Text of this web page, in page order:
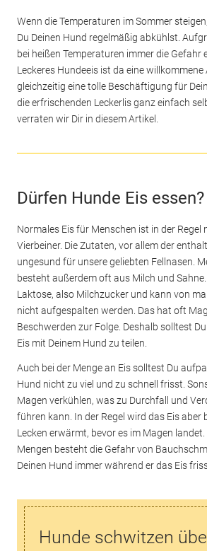
Wenn die Temperaturen im Sommer
Du Deinen Hund regelmäßig abkühlst.
bei heißen Temperaturen immer die Gefahr
Leckeres Hundeeis ist da eine
gleichzeitig eine tolle Beschäftigung für
die erfrischenden Leckerlis ganz einfach
verraten wir Dir in diesem Artikel.
Dürfen Hunde Eis essen?
Normales Eis für Menschen ist in der Regel
Vierbeiner. Die Zutaten, vor allem der
ungesund für unsere geliebten Fellnasen.
besteht außerdem oft aus Milch und
Laktose, also Milchzucker und kann von
nicht aufgespalten werden. Das hat oft
Beschwerden zur Folge. Deshalb solltest
Eis mit Deinem Hund zu teilen.
Auch bei der Menge an Eis solltest Du
Hund nicht zu viel und zu schnell frisst.
Magen verkühlen, was zu Durchfall und
führen kann. In der Regel wird das Eis aber
Lecken erwärmt, bevor es im Magen
Mengen besteht die Gefahr von
Deinen Hund immer während er das Eis
Hunde schwitzen